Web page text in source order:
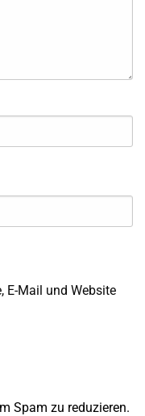
E-Mail und Website
Spam zu reduzieren.